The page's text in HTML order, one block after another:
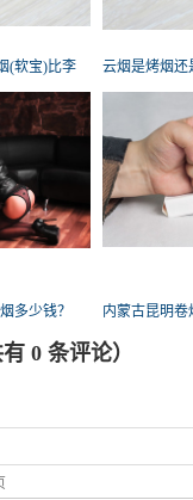
(软宝)比李
云烟是烤烟还
多少钱？ 内蒙古昆明卷
0 条评论）